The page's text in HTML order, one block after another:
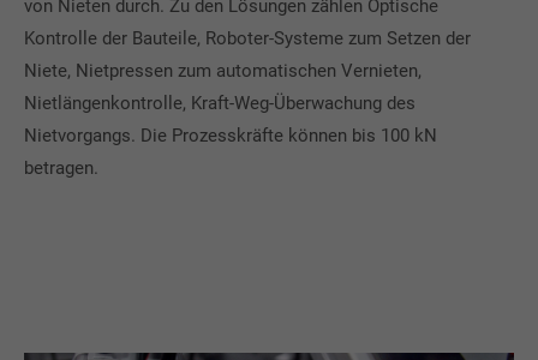
von Nieten durch. Zu den Lösungen zählen Optische
Kontrolle der Bauteile, Roboter-Systeme zum Setzen der
Niete, Nietpressen zum automatischen Vernieten,
Nietlängenkontrolle, Kraft-Weg-Überwachung des
Nietvorgangs. Die Prozesskräfte können bis 100 kN
betragen.